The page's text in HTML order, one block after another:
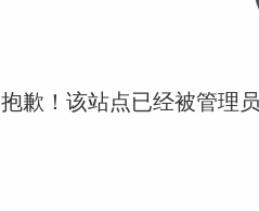
抱歉！该站点已经被管理